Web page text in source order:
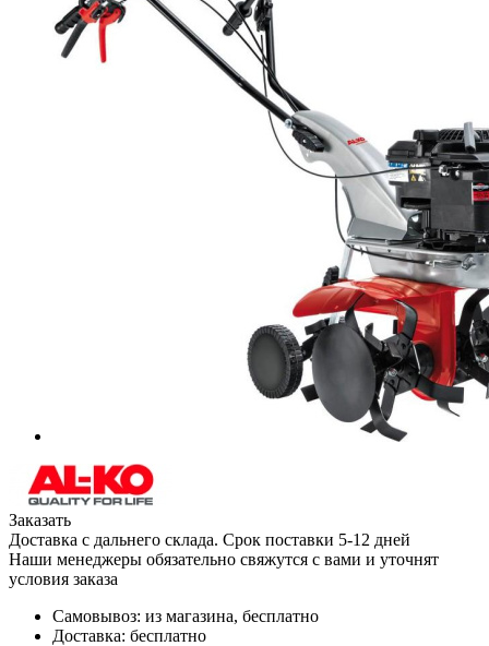
Заказать
Доставка с дальнего склада. Срок поставки 5-12 дней
Наши менеджеры обязательно свяжутся с вами и уточнят
условия заказа
Самовывоз: из магазина, бесплатно
Доставка: бесплатно